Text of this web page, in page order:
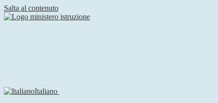
Salta al contenuto
Italiano